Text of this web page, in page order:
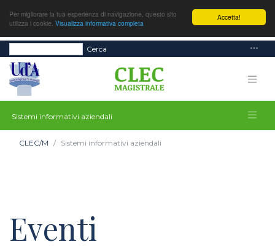
Accetta!
Per migliorare la tua esperienza di navigazione, questo sito
utilizza i cookie. Visualizza informativa completa
Cerca
Sistemi informativi aziendali
CLEC/M Sistemi informativi aziendali
Eventi